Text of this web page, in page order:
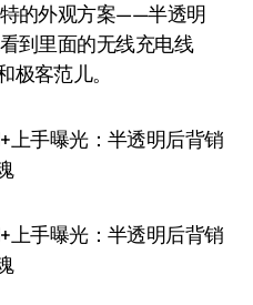
的外观方案——半透明
到里面的无线充电线
极客范儿。